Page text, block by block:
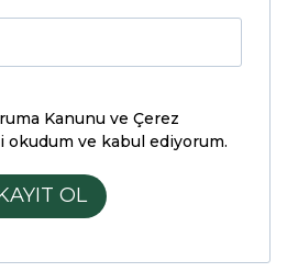
Kanunu ve Çerez
okudum ve kabul ediyorum.
OL